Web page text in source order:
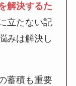
解決するた
立たない記
みは解決し
蓄積も重要